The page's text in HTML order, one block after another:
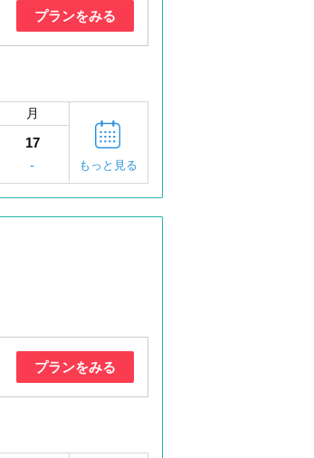
プランをみる
月
17
-
もっと見る
プランをみる